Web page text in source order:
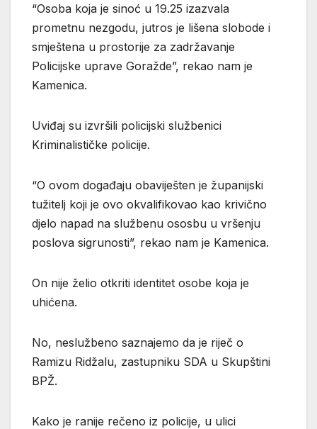
“Osoba koja je sinoć u 19.25 izazvala
prometnu nezgodu, jutros je lišena slobode i
smještena u prostorije za zadržavanje
Policijske uprave Goražde”, rekao nam je
Kamenica.
Uviđaj su izvršili policijski službenici
Kriminalističke policije.
“O ovom događaju obaviješten je županijski
tužitelj koji je ovo okvalifikovao kao krivično
djelo napad na službenu ososbu u vršenju
poslova sigrunosti”, rekao nam je Kamenica.
On nije želio otkriti identitet osobe koja je
uhićena.
No, neslužbeno saznajemo da je riječ o
Ramizu Ridžalu, zastupniku SDA u Skupštini
BPŽ.
Kako je ranije rečeno iz policije, u ulici